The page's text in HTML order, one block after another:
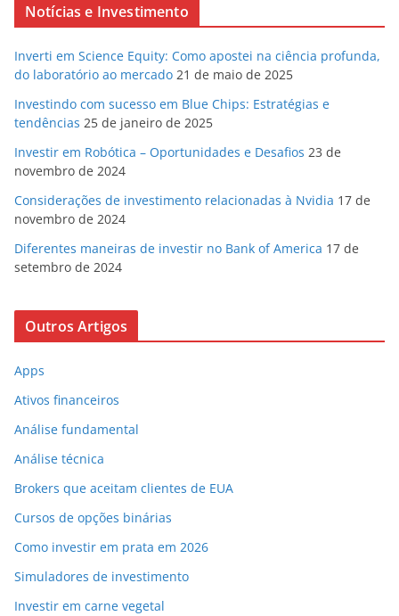
Notícias e Investimento
Inverti em Science Equity: Como apostei na ciência profunda,
do laboratório ao mercado 21 de maio de 2025
Investindo com sucesso em Blue Chips: Estratégias e
tendências 25 de janeiro de 2025
Investir em Robótica – Oportunidades e Desafios 23 de
novembro de 2024
Considerações de investimento relacionadas à Nvidia 17 de
novembro de 2024
Diferentes maneiras de investir no Bank of America 17 de
setembro de 2024
Outros Artigos
Apps
Ativos financeiros
Análise fundamental
Análise técnica
Brokers que aceitam clientes de EUA
Cursos de opções binárias
Como investir em prata em 2026
Simuladores de investimento
Investir em carne vegetal